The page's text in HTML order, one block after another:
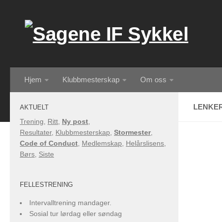
Hjem Klubbmesterskap Om oss
AKTUELT
Trening Ritt Ny post
Resultater, Klubbmesterskap Stormester,
Code of Conduct Medlemskap Helårslisens
Børs Siste
FELLESTRENING
Intervalltrening mandager.
Sosial tur lørdag eller søndag